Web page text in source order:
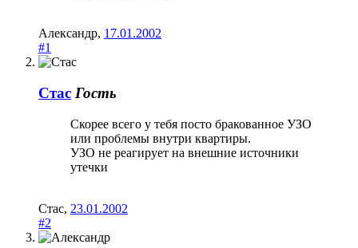
Александр, 17.01.2002
#1
Стас Гость
Скорее всего у тебя посто бракованное УЗО
или проблемы внутри квартиры.
УЗО не реагирует на внешние источники
утечки
Стас, 23.01.2002
#2